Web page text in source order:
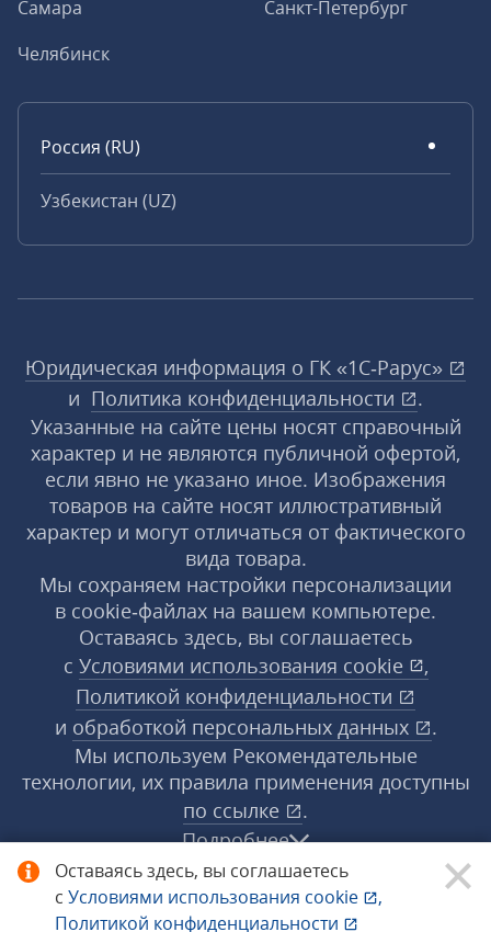
Оставаясь здесь, вы соглашаетесь
с Условиями использования cookie
,
Политикой конфиденциальности
Самара
Санкт-Петербург
Челябинск
Россия (RU)
Узбекистан (UZ)
Юридическая информация о ГК «1С‑Рарус»
и Политика конфиденциальности
.
Указанные на сайте цены носят справочный
характер и не являются публичной офертой,
если явно не указано иное. Изображения
товаров на сайте носят иллюстративный
характер и могут отличаться от фактического
вида товара.
Мы сохраняем настройки персонализации
в cookie‑файлах на вашем компьютере.
Оставаясь здесь, вы соглашаетесь
с Условиями использования cookie
,
Политикой конфиденциальности
и обработкой персональных данных
.
Мы используем Рекомендательные
технологии, их правила применения доступны
по ссылке
.
Подробнее
© 1998−2026 «1С‑Рарус» ®. Все права